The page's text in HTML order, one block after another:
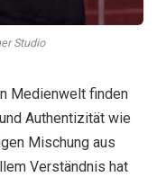
Studio
Medienwelt finden
Authentizität wie
Mischung aus
Verständnis hat